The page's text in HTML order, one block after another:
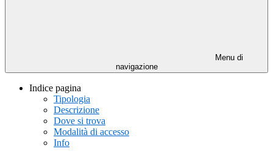
Menu di
navigazione
Indice pagina
Tipologia
Descrizione
Dove si trova
Modalità di accesso
Info